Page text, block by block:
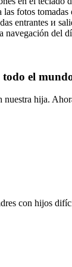
fotos
entrantes и
navegación del
todo el
hija.
con hijos